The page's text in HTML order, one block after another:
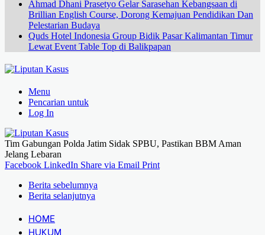
Ahmad Dhani Prasetyo Gelar Sarasehan Kebangsaan di
Brillian English Course, Dorong Kemajuan Pendidikan Dan
Pelestarian Budaya
Quds Hotel Indonesia Group Bidik Pasar Kalimantan Timur
Lewat Event Table Top di Balikpapan
Menu
Pencarian untuk
Log In
Tim Gabungan Polda Jatim Sidak SPBU, Pastikan BBM Aman
Jelang Lebaran
Facebook LinkedIn Share via Email Print
Berita sebelumnya
Berita selanjutnya
HOME
HUKUM